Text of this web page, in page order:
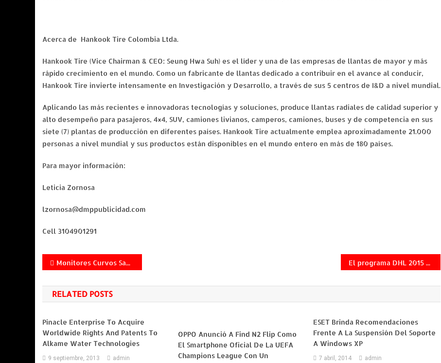
Acerca de Hankook Tire Colombia Ltda.
Hankook Tire (Vice Chairman & CEO: Seung Hwa Suh) es el líder y una de las empresas de llantas de mayor y más
rápido crecimiento en el mundo. Como un fabricante de llantas dedicado a contribuir en el avance al conducir,
Hankook Tire invierte intensamente en Investigación y Desarrollo, a través de sus 5 centros de I&D a nivel mundial.
Aplicando las más recientes e innovadoras tecnologías y soluciones, produce llantas radiales de calidad superior y
alto desempeño para pasajeros, 4×4, SUV, camiones livianos, camperos, camiones, buses y de competencia en sus
siete (7) plantas de producción en diferentes países. Hankook Tire actualmente emplea aproximadamente 21.000
personas a nivel mundial y sus productos están disponibles en el mundo entero en más de 180 países.
Para mayor información:
Leticia Zornosa
lzornosa@dmppublicidad.com
Cell 3104901291
Navegación
de
entradas
Monitores Curvos Samsung, un nuevo concepto llega a Colombia El programa DHL 2015 para las Américas sigue promoviendo las charlas comerciales bilaterales
RELATED POSTS
Pinacle Enterprise To Acquire
Worldwide Rights And Patents To
Alkame Water Technologies
9 septiembre, 2013 admin
OPPO Anunció A Find N2 Flip Como
El Smartphone Oficial De La UEFA
Champions League Con Un
ESET Brinda Recomendaciones
Frente A La Suspensión Del Soporte
A Windows XP
7 abril, 2014 admin